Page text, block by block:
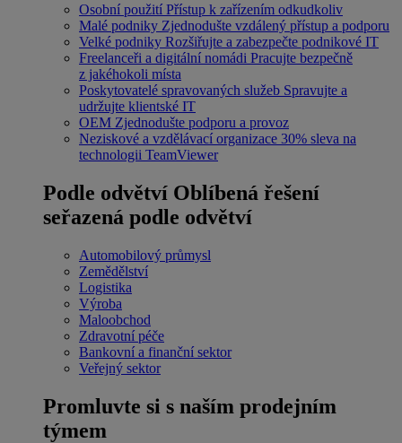
Osobní použití Přístup k zařízením odkudkoliv
Malé podniky Zjednodušte vzdálený přístup a podporu
Velké podniky Rozšiřujte a zabezpečte podnikové IT
Freelanceři a digitální nomádi Pracujte bezpečně
z jakéhokoli místa
Poskytovatelé spravovaných služeb Spravujte a
udržujte klientské IT
OEM Zjednodušte podporu a provoz
Neziskové a vzdělávací organizace 30% sleva na
technologii TeamViewer
Podle odvětví Oblíbená řešení
seřazená podle odvětví
Automobilový průmysl
Zemědělství
Logistika
Výroba
Maloobchod
Zdravotní péče
Bankovní a finanční sektor
Veřejný sektor
Promluvte si s naším prodejním
týmem